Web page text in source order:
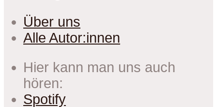
Über uns
Alle Autor:innen
Hier kann man uns auch
hören:
Spotify